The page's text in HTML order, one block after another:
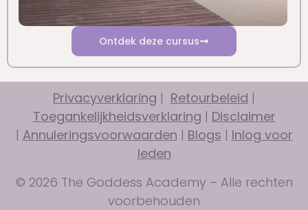
Ontdek deze cursus
Privacyverklaring | Retourbeleid |
Toegankelijkheidsverklaring | Disclaimer
| Annuleringsvoorwaarden | Blogs | Inlog voor
leden
© 2026 The Goddess Academy – Alle rechten
voorbehouden